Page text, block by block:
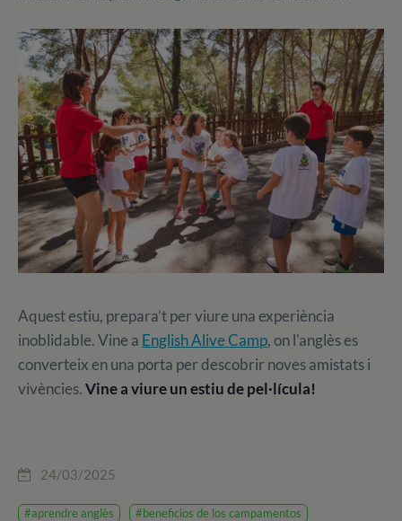
Aquest estiu, prepara’t per viure una experiència
inoblidable. Vine a English Alive Camp, on l'anglès es
converteix en una porta per descobrir noves amistats i
vivències.Vine a viure un estiu de pel·lícula!
24/03/2025
#aprendre anglès
#beneficios de los campamentos